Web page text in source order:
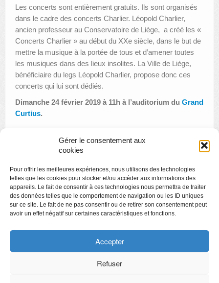
Gérer le consentement aux
cookies
Pour offrir les meilleures expériences, nous utilisons des technologies
telles que les cookies pour stocker et/ou accéder aux informations des
appareils. Le fait de consentir à ces technologies nous permettra de traiter
des données telles que le comportement de navigation ou les ID uniques
sur ce site. Le fait de ne pas consentir ou de retirer son consentement peut
avoir un effet négatif sur certaines caractéristiques et fonctions.
Accepter
Refuser
Les concerts sont entièrement gratuits. Ils sont organisés
dans le cadre des concerts Charlier. Léopold Charlier,
ancien professeur au Conservatoire de Liège, a créé les «
Concerts Charlier » au début du XXe siècle, dans le but de
mettre la musique à la portée de tous et d’amener toutes
les musiques dans des lieux insolites. La Ville de Liège,
bénéficiaire du legs Léopold Charlier, propose donc ces
concerts qui lui sont dédiés.
Dimanche 24 février 2019 à 11h à l’auditorium du Grand
Curtius.
Apéro littéraire : foot et littérature
Visite thématique : l’art et les origines de la céramique
Copyright
Politique de confidentialité
Chartes des engagements des opérateurs culturels